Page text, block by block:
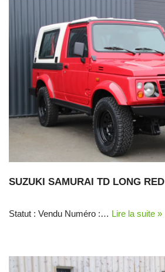
SUZUKI SAMURAI TD LONG RED
Statut : Vendu Numéro :… Lire la suite »